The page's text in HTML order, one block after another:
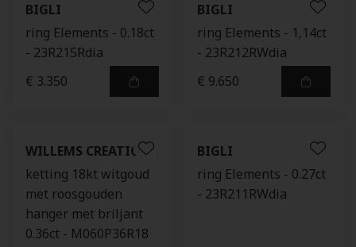
BIGLI
ring Elements - 0.18ct
- 23R215Rdia
€ 3.350
BIGLI
ring Elements - 1,14ct
- 23R212RWdia
€ 9.650
WILLEMS CREATIONS
ketting 18kt witgoud
met roosgouden
hanger met briljant
0.36ct - M060P36R18
BIGLI
ring Elements - 0.27ct
- 23R211RWdia